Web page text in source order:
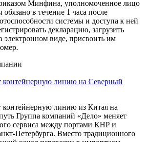
Минфина, уполномоченное лицо
в течение 1 часа после
системы и доступа к ней
декларацию, загрузить
электронном виде, присвоить им
контейнерную линию на Северный
контейнерную линию из Китая на
Группа компаний «Дело» меняет
сервиса между портами КНР и
Петербурга. Вместо традиционного